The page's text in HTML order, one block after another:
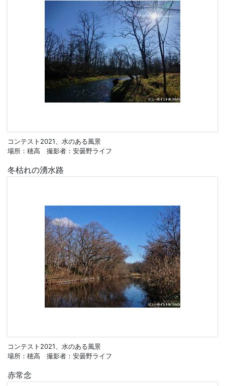
コンテスト2021、水のある風景
場所：穂高 撮影者：安曇野ライフ
冬枯れの湧水路
コンテスト2021、水のある風景
場所：穂高 撮影者：安曇野ライフ
赤常念